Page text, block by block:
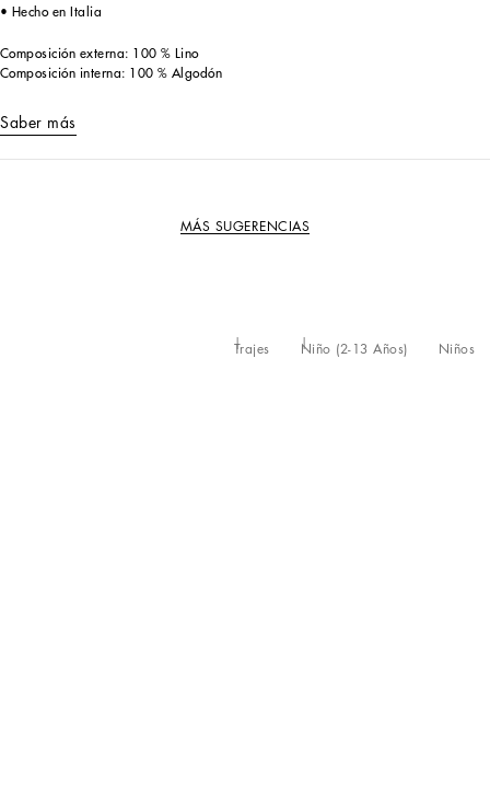
• Hecho en Italia
Composición externa: 100 % Lino
Composición interna: 100 % Algodón
Saber más
MÁS SUGERENCIAS
Niños
Niño (2-13 Años)
Trajes